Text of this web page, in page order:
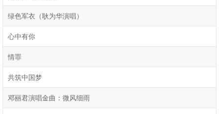
绿色军衣（耿为华演唱）
心中有你
情罪
共筑中国梦
邓丽君演唱金曲：微风细雨